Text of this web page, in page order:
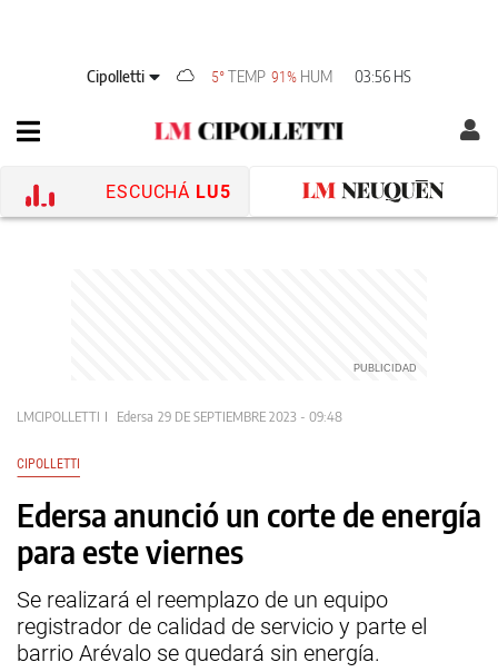
Cipolletti 5°TEMP 91% HUM 03:56 HS
ESCUCHÁ LU5
LMCIPOLLETTI Edersa 29 DE SEPTIEMBRE 2023 - 09:48
CIPOLLETTI
Edersa anunció un corte de energía
para este viernes
Se realizará el reemplazo de un equipo
registrador de calidad de servicio y parte el
barrio Arévalo se quedará sin energía.